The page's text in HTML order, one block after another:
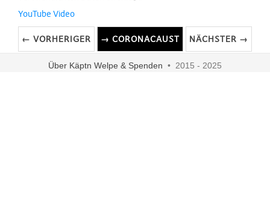
YouTube Video
← VORHERIGER → CORONACAUST NÄCHSTER →
Über Käptn Welpe & Spenden • 2015 - 2025